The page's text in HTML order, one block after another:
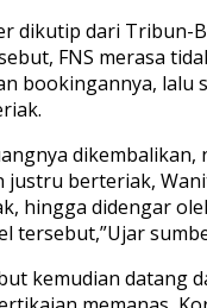
dikutip dari Tribun-
FNS merasa
bookingannya, lalu
dikembalikan,
justru berteriak,
hingga didengar
tersebut,”Ujar
kemudian datang